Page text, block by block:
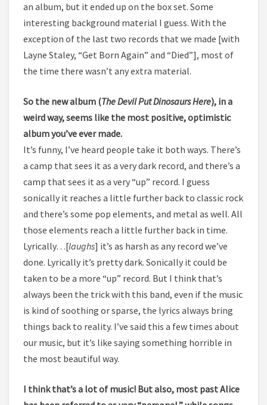
an album, but it ended up on the box set. Some
interesting background material I guess. With the
exception of the last two records that we made [with
Layne Staley, “Get Born Again” and “Died”], most of
the time there wasn’t any extra material.
So the new album (The Devil Put Dinosaurs Here), in a
weird way, seems like the most positive, optimistic
album you’ve ever made.
It’s funny, I’ve heard people take it both ways. There’s
a camp that sees it as a very dark record, and there’s a
camp that sees it as a very “up” record. I guess
sonically it reaches a little further back to classic rock
and there’s some pop elements, and metal as well. All
those elements reach a little further back in time.
Lyrically…[laughs] it’s as harsh as any record we’ve
done. Lyrically it’s pretty dark. Sonically it could be
taken to be a more “up” record. But I think that’s
always been the trick with this band, even if the music
is kind of soothing or sparse, the lyrics always bring
things back to reality. I’ve said this a few times about
our music, but it’s like saying something horrible in
the most beautiful way.
I think that’s a lot of music! But also, most past Alice